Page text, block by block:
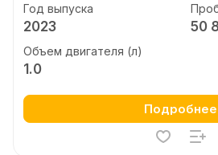
Год выпуска
2023 50
Объем двигателя (л)
1.0
Подробнее